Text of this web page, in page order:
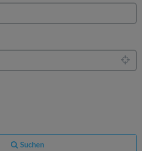
Suchen